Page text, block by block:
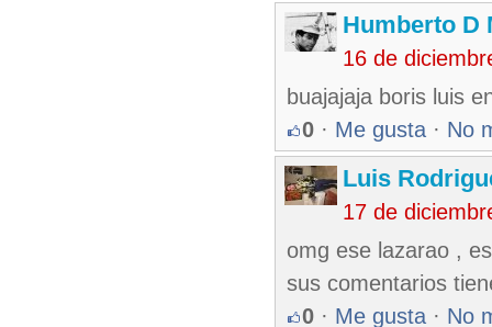
Humberto D
16 de
buajajaja boris luis
0 · Me gusta · No
Luis
17 de
omg ese lazarao ,
sus comentarios
0 · Me gusta · No